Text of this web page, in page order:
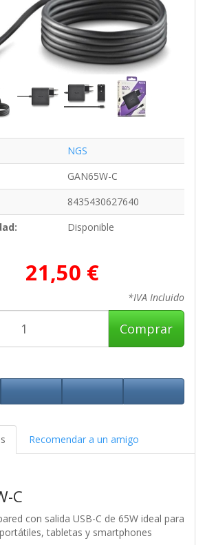
NGS
GAN65W-C
8435430627640
Disponible
21,50 €
*IVA Incluido
Comprar
Recomendar a un amigo
C
con salida USB-C de 65W ideal para
tabletas y smartphones